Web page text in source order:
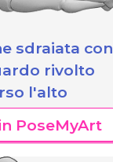
sdraiata con
rivolto
l'alto
PoseMyArt